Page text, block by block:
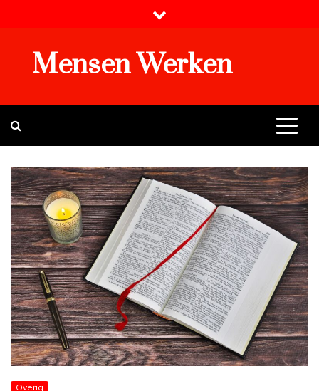
Mensen Werken
Overig